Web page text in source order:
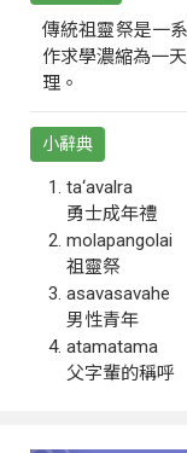
傳統祖靈祭是一
作求學濃縮為一
理。
小辭典
ta‘avalra
勇士成年禮
molapangolai
祖靈祭
asavasavahe
男性青年
atamatama
父字輩的稱呼